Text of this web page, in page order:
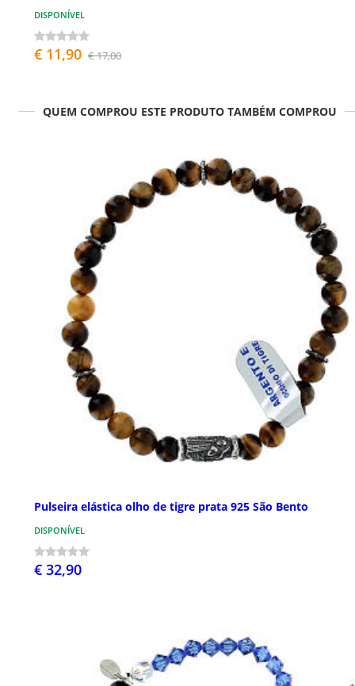
DISPONÍVEL
€ 11,90 € 17,00
QUEM COMPROU ESTE PRODUTO TAMBÉM COMPROU
Pulseira elástica olho de tigre prata 925 São Bento
DISPONÍVEL
€ 32,90